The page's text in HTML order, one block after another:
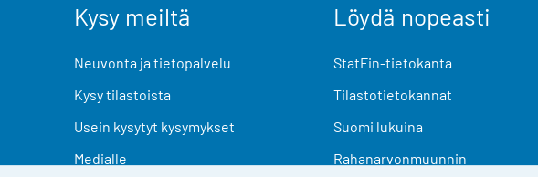
Kysy meiltä
Neuvonta ja tietopalvelu
Kysy tilastoista
Usein kysytyt kysymykset
Medialle
Löydä nopeasti
StatFin-tietokanta
Tilastotietokannat
Suomi lukuina
Rahanarvonmuunnin